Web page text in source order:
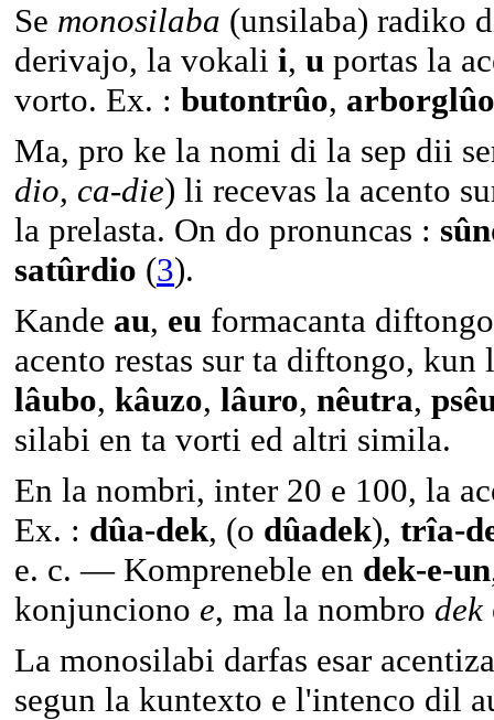
Se monosilaba (unsilaba) radiko
derivajo, la vokali i, u portas la
vorto. Ex. : butontrûo, arborglûo
Ma, pro ke la nomi di la sep dii
dio, ca-die) li recevas la acento
la prelasta. On do pronuncas :
satûrdio (3).
Kande au, eu formacanta
acento restas sur ta diftongo,
lâubo, kâuzo, lâuro, nêutra,
silabi en ta vorti ed altri simila.
En la nombri, inter 20 e 100, la
Ex. : dûa-dek, (o dûadek), trîa-
e. c. — Kompreneble en dek-e-un
konjunciono e, ma la nombro dek
La monosilabi darfas esar
segun la kuntexto e l'intenco dil